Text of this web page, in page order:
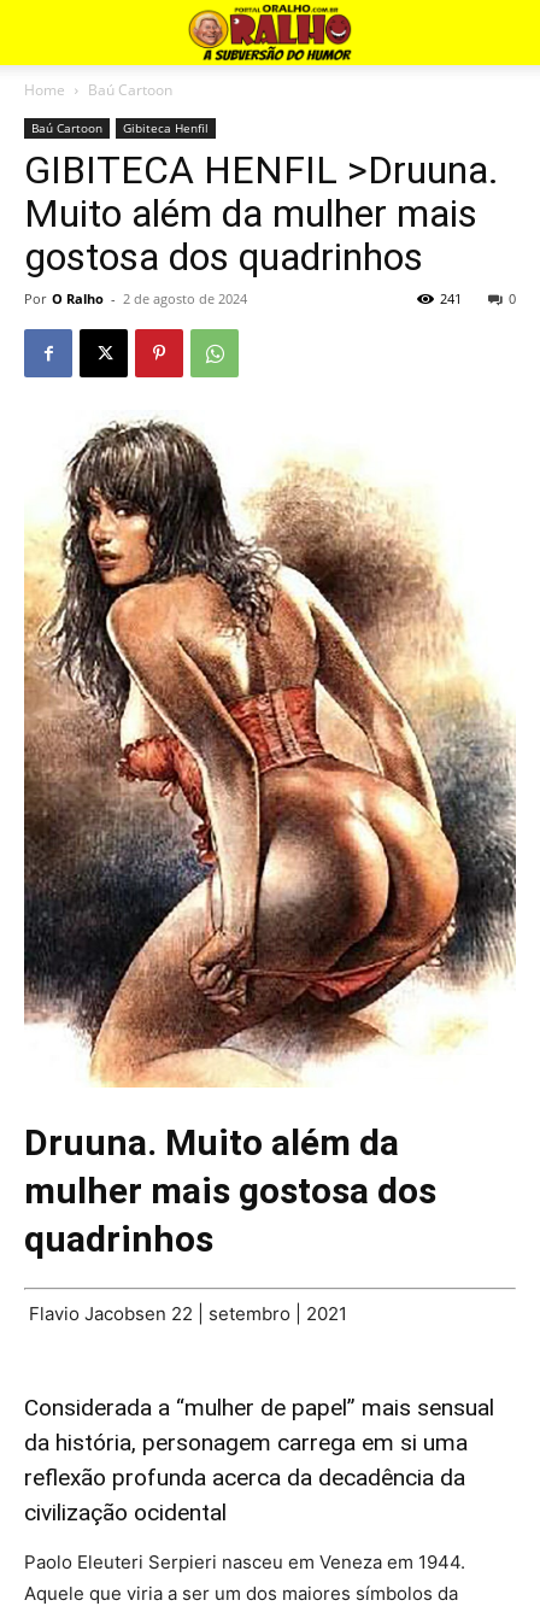
Home Baú Cartoon
Baú Cartoon Gibiteca Henfil
GIBITECA HENFIL >Druuna.
Muito além da mulher mais
gostosa dos quadrinhos
Por O Ralho - 2 de agosto de 2024 0
241
Druuna. Muito além da
mulher mais gostosa dos
quadrinhos
Flavio Jacobsen 22 | setembro | 2021
Considerada a “mulher de papel” mais sensual
da história, personagem carrega em si uma
reflexão profunda acerca da decadência da
civilização ocidental
Paolo Eleuteri Serpieri nasceu em Veneza em 1944.
Aquele que viria a ser um dos maiores símbolos da